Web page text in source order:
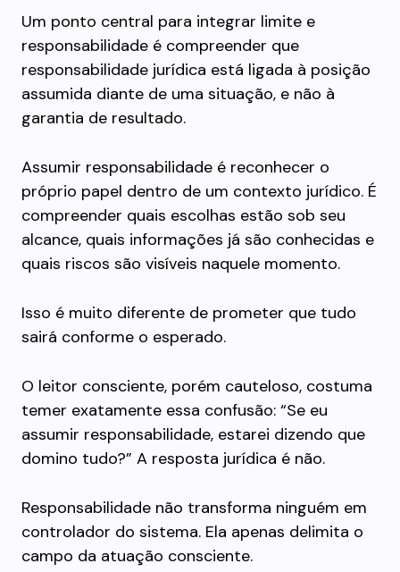
Um ponto central para integrar limite e
responsabilidade é compreender que
responsabilidade jurídica está ligada à posição
assumida diante de uma situação, e não à
garantia de resultado.
Assumir responsabilidade é reconhecer o
próprio papel dentro de um contexto jurídico. É
compreender quais escolhas estão sob seu
alcance, quais informações já são conhecidas e
quais riscos são visíveis naquele momento.
Isso é muito diferente de prometer que tudo
sairá conforme o esperado.
O leitor consciente, porém cauteloso, costuma
temer exatamente essa confusão: “Se eu
assumir responsabilidade, estarei dizendo que
domino tudo?” A resposta jurídica é não.
Responsabilidade não transforma ninguém em
controlador do sistema. Ela apenas delimita o
campo da atuação consciente.